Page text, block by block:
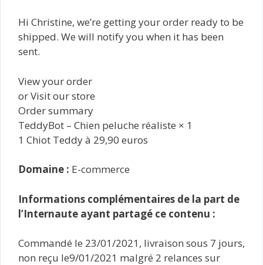
Hi Christine, we’re getting your order ready to be
shipped. We will notify you when it has been
sent.
View your order
or Visit our store
Order summary
TeddyBot – Chien peluche réaliste × 1
1 Chiot Teddy à 29,90 euros
Domaine : E-commerce
Informations complémentaires de la part de
l’Internaute ayant partagé ce contenu :
Commandé le 23/01/2021, livraison sous 7 jours,
non reçu le9/01/2021 malgré 2 relances sur